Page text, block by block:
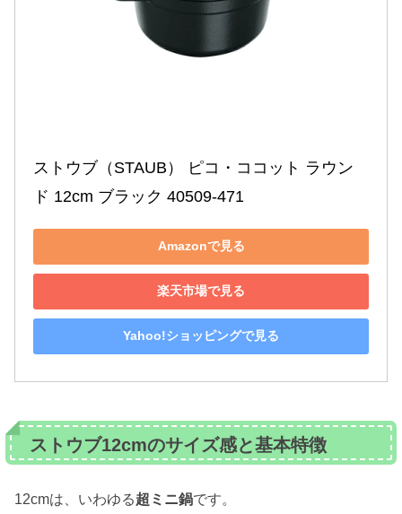
ストウブ（STAUB） ピコ・ココット ラウン
ド 12cm ブラック 40509-471
Amazonで見る
楽天市場で見る
Yahoo!ショッピングで見る
ストウブ12cmのサイズ感と基本特徴
12cmは、いわゆる超ミニ鍋です。